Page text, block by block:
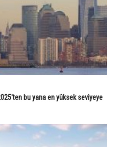
bu yana en yüksek seviyeye